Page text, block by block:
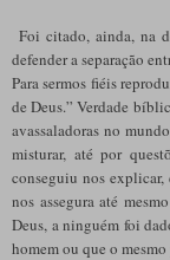
Foi citado, ainda, na
defender a separação
Para sermos fiéis
de Deus.” Verdade
avassaladoras no
misturar, até por
conseguiu nos
nos assegura até
Deus, a ninguém foi
homem ou que o